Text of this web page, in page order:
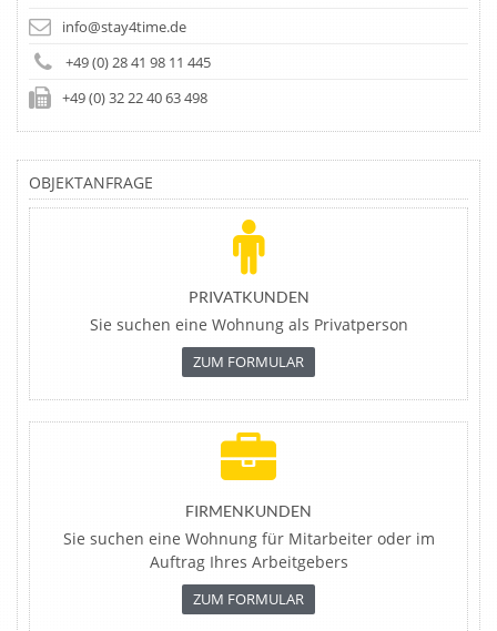
info@stay4time.de
+49 (0) 28 41 98 11 445
+49 (0) 32 22 40 63 498
OBJEKTANFRAGE
PRIVATKUNDEN
Sie suchen eine Wohnung als Privatperson
ZUM FORMULAR
FIRMENKUNDEN
Sie suchen eine Wohnung für Mitarbeiter oder im
Auftrag Ihres Arbeitgebers
ZUM FORMULAR